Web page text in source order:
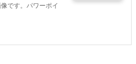
です。パワーポイ